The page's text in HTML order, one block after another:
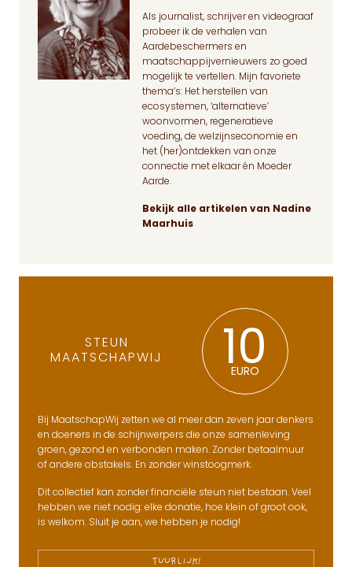
Als journalist, schrijver en videograaf
probeer ik de verhalen van
Aardebeschermers en
maatschappijvernieuwers zo goed
mogelijk te vertellen. Mijn favoriete
thema’s: Het herstellen van
ecosystemen, ‘alternatieve’
woonvormen, regeneratieve
voeding, de welzijnseconomie en
het (her)ontdekken van onze
connectie met elkaar én Moeder
Aarde.
Bekijk alle artikelen van Nadine
Maarhuis
STEUN
MAATSCHAPWIJ
10
EURO
Bij MaatschapWij zetten we al meer dan zeven jaar denkers
en doeners in de schijnwerpers die onze samenleving
groen, gezond en verbonden maken. Zonder betaalmuur
of andere obstakels. En zonder winstoogmerk.
Dit collectief kan zonder financiële steun niet bestaan. Veel
hebben we niet nodig: elke donatie, hoe klein of groot ook,
is welkom. Sluit je aan, we hebben je nodig!
TUURLIJK!